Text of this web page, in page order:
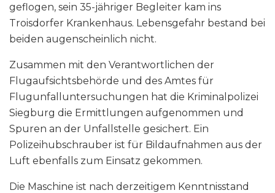
geflogen, sein 35-jähriger Begleiter kam ins
Troisdorfer Krankenhaus. Lebensgefahr bestand bei
beiden augenscheinlich nicht.
Zusammen mit den Verantwortlichen der
Flugaufsichtsbehörde und des Amtes für
Flugunfalluntersuchungen hat die Kriminalpolizei
Siegburg die Ermittlungen aufgenommen und
Spuren an der Unfallstelle gesichert. Ein
Polizeihubschrauber ist für Bildaufnahmen aus der
Luft ebenfalls zum Einsatz gekommen.
Die Maschine ist nach derzeitigem Kenntnisstand